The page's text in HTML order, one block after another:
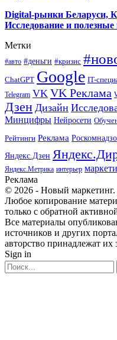
Digital-рынки Беларуси,
Исследование и
Метки
#авто #деньги #кризис
ChatGPT Google IT-
Telegram VK VK Реклама
Дзен Дизайн
Минцифры Нейросети
Рейтинги Реклама
Яндекс.Дзен
Яндекс.Метрика интерьер
Реклама
© 2026 - Новый
Любое копирование
только с обратной
Все материалы
источников и других
авторство принадлежат
Sign in